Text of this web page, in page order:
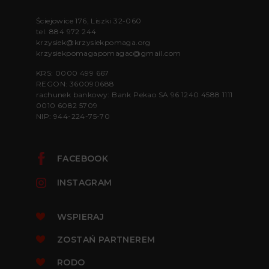
Ściejowice 176, Liszki 32-060
tel. 884 972 244
krzysiek@krzysiekpomaga.org
krzysiekpomagapomagac@gmail.com
KRS: 0000 499 667
REGON: 360090688
rachunek bankowy: Bank Pekao SA 96 1240 4588 1111
0010 6082 5709
NIP: 944-224-75-70
FACEBOOK
INSTAGRAM
WSPIERAJ
ZOSTAŃ PARTNEREM
RODO